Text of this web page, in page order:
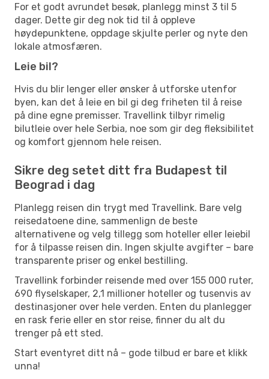
For et godt avrundet besøk, planlegg minst 3 til 5
dager. Dette gir deg nok tid til å oppleve
høydepunktene, oppdage skjulte perler og nyte den
lokale atmosfæren.
Leie bil?
Hvis du blir lenger eller ønsker å utforske utenfor
byen, kan det å leie en bil gi deg friheten til å reise
på dine egne premisser. Travellink tilbyr rimelig
bilutleie over hele Serbia, noe som gir deg fleksibilitet
og komfort gjennom hele reisen.
Sikre deg setet ditt fra Budapest til
Beograd i dag
Planlegg reisen din trygt med Travellink. Bare velg
reisedatoene dine, sammenlign de beste
alternativene og velg tillegg som hoteller eller leiebil
for å tilpasse reisen din. Ingen skjulte avgifter – bare
transparente priser og enkel bestilling.
Travellink forbinder reisende med over 155 000 ruter,
690 flyselskaper, 2,1 millioner hoteller og tusenvis av
destinasjoner over hele verden. Enten du planlegger
en rask ferie eller en stor reise, finner du alt du
trenger på ett sted.
Start eventyret ditt nå – gode tilbud er bare et klikk
unna!